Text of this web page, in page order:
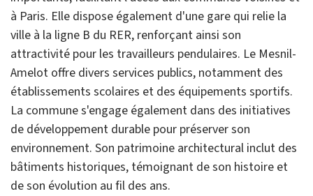
à Paris. Elle dispose également d'une gare qui relie la
ville à la ligne B du RER, renforçant ainsi son
attractivité pour les travailleurs pendulaires. Le Mesnil-
Amelot offre divers services publics, notamment des
établissements scolaires et des équipements sportifs.
La commune s'engage également dans des initiatives
de développement durable pour préserver son
environnement. Son patrimoine architectural inclut des
bâtiments historiques, témoignant de son histoire et
de son évolution au fil des ans.